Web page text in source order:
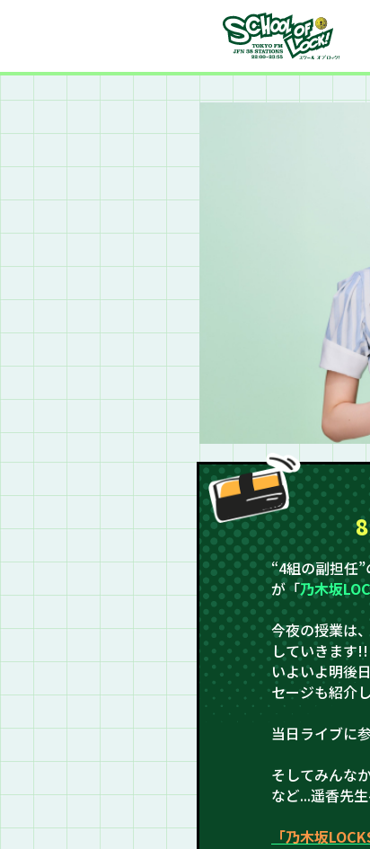
“4組の副担任
が「乃木坂
今夜の授業は
していきます!!
いよいよ明後
セージも紹介
当日ライブに
そしてみんな
など...遥香先
「乃木坂